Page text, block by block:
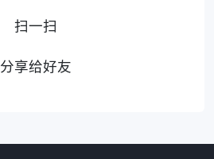
扫一扫
分享给好友